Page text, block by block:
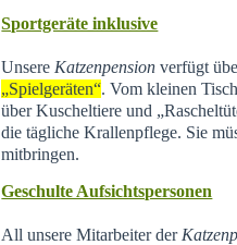
Sportgeräte inklusive
Unsere Katzenpension verfügt
„Spielgeräten“. Vom kleinen
über Kuscheltiere und
die tägliche Krallenpflege. Sie
mitbringen.
Geschulte Aufsichtspersonen
All unsere Mitarbeiter der